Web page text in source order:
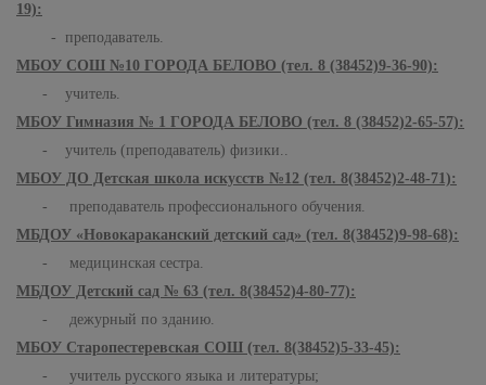
19):
- преподаватель.
МБОУ СОШ №10 ГОРОДА БЕЛОВО (тел. 8 (38452)9-36-90):
- учитель.
МБОУ Гимназия № 1 ГОРОДА БЕЛОВО (тел. 8 (38452)2-65-57):
- учитель (преподаватель) физики..
МБОУ ДО Детская школа искусств №12 (тел. 8(38452)2-48-71):
- преподаватель профессионального обучения.
МБДОУ «Новокараканский детский сад» (тел. 8(38452)9-98-68):
- медицинская сестра.
МБДОУ Детский сад № 63 (тел. 8(38452)4-80-77):
- дежурный по зданию.
МБОУ Старопестеревская СОШ (тел. 8(38452)5-33-45):
- учитель русского языка и литературы;